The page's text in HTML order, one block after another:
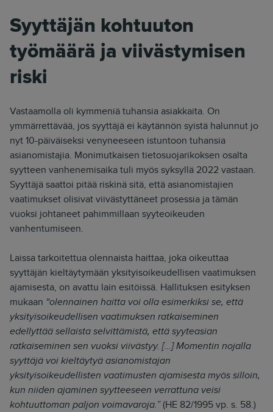
Syyttäjän kohtuuton
työmäärä ja viivästymisen
riski
Vastaamolla oli kymmeniä tuhansia asiakkaita. On
ymmärrettävää, jos syyttäjä ei käytännön syistä halunnut jo
nyt 10-päiväiseksi venyneeseen istuntoon tuhansia
asianomistajia. Monimutkaisen tietosuojarikoksen osalta
syytteen vanhenemisaika tuli myös syksyllä 2022 vastaan.
Syyttäjä saattoi pitää riskinä sitä, että asianomistajien
vaatimukset olisivat viivästyttäneet prosessia ja tämän
vuoksi johtaneet pahimmillaan syyteoikeuden
vanhentumiseen.
Laissa tarkoitettua olennaista haittaa, joka oikeuttaa
syyttäjän kieltäytymään yksityisoikeudellisen vaatimuksen
ajamisesta, on avattu lain esitöissä. Hallituksen esityksen
mukaan “olennainen haitta voi olla esimerkiksi se, että
yksityisoikeudellisen vaatimuksen ratkaiseminen
edellyttää sellaista selvittämistä, että syyteasian
ratkaiseminen sen vuoksi viivästyy. […] Momentin nojalla
syyttäjä voi kieltäytyä asianomistajan
yksityisoikeudellisten vaatimusten ajamisesta myös silloin,
kun niiden ajaminen syytteeseen verrattuna veisi
kohtuuttoman paljon voimavaroja.”(HE 82/1995 vp. s. 58.)